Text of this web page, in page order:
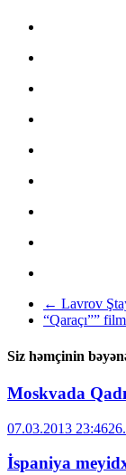
← Lavrov
“Qaraçı””
Siz həmçinin
Moskvada
07.03.2013 23:46
İspaniya